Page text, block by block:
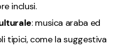
inclusi.
: musica araba ed
tipici, come la suggestiva